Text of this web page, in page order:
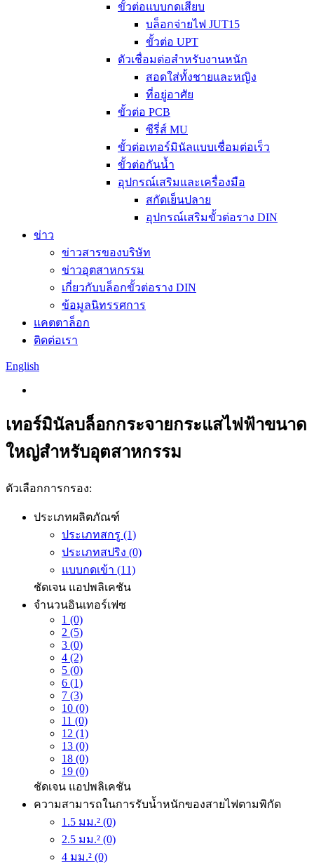
ขั้วต่อแบบกดเสียบ
บล็อกจ่ายไฟ JUT15
ขั้วต่อ UPT
ตัวเชื่อมต่อสำหรับงานหนัก
สอดใส่ทั้งชายและหญิง
ที่อยู่อาศัย
ขั้วต่อ PCB
ซีรี่ส์ MU
ขั้วต่อเทอร์มินัลแบบเชื่อมต่อเร็ว
ขั้วต่อกันน้ำ
อุปกรณ์เสริมและเครื่องมือ
สกัดเย็นปลาย
อุปกรณ์เสริมขั้วต่อราง DIN
ข่าว
ข่าวสารของบริษัท
ข่าวอุตสาหกรรม
เกี่ยวกับบล็อกขั้วต่อราง DIN
ข้อมูลนิทรรศการ
แคตตาล็อก
ติดต่อเรา
English
เทอร์มินัลบล็อกกระจายกระแสไฟฟ้าขนาด
ใหญ่สำหรับอุตสาหกรรม
ตัวเลือกการกรอง:
ประเภทผลิตภัณฑ์
ประเภทสกรู (1)
ประเภทสปริง (0)
แบบกดเข้า (11)
ชัดเจน แอปพลิเคชัน
จำนวนอินเทอร์เฟซ
1 (0)
2 (5)
3 (0)
4 (2)
5 (0)
6 (1)
7 (3)
10 (0)
11 (0)
12 (1)
13 (0)
18 (0)
19 (0)
ชัดเจน แอปพลิเคชัน
ความสามารถในการรับน้ำหนักของสายไฟตามพิกัด
1.5 มม.² (0)
2.5 มม.² (0)
4 มม.² (0)